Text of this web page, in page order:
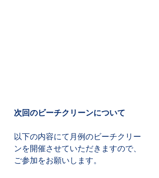
次回のビーチクリーンについて
以下の内容にて月例のビーチクリー
ンを開催させていただきますので、
ご参加をお願いします。